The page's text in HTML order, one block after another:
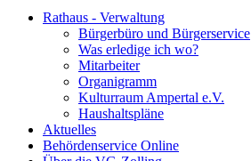
Rathaus - Verwaltung
Bürgerbüro und Bürgerservice
Was erledige ich wo?
Mitarbeiter
Organigramm
Kulturraum Ampertal e.V.
Haushaltspläne
Aktuelles
Behördenservice Online